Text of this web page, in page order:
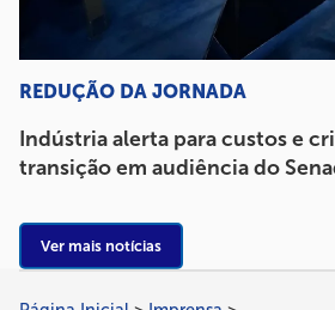
REDUÇÃO DA JORNADA
Indústria alerta para custos e
transição em audiência do
Ver mais notícias